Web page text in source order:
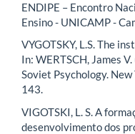
ENDIPE – Encontro
Ensino - UNICAMP -
VYGOTSKY, L.S. The
In: WERTSCH, James
Soviet Psychology.
143.
VIGOTSKI, L. S. A
desenvolvimento dos